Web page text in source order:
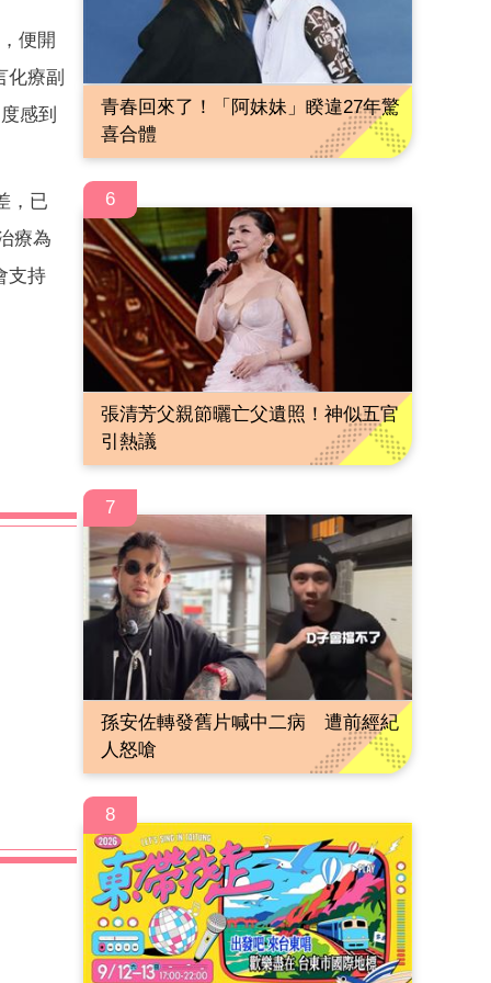
便開
化療副
感到
，已
療為
支持
青春回來了！「阿妹妹」睽違27年驚
喜合體
6
張清芳父親節曬亡父遺照！神似五官
引熱議
7
孫安佐轉發舊片喊中二病 遭前經紀
人怒嗆
8